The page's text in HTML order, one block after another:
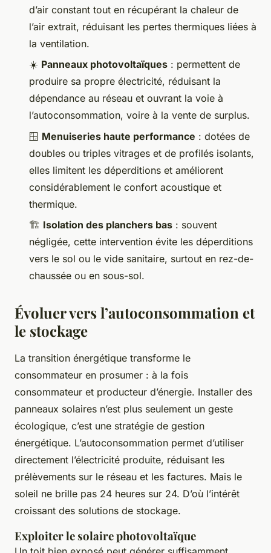
d’air constant tout en récupérant la chaleur de
l’air extrait, réduisant les pertes thermiques liées à
la ventilation.
☀️ Panneaux photovoltaïques : permettent de
produire sa propre électricité, réduisant la
dépendance au réseau et ouvrant la voie à
l’autoconsommation, voire à la vente de surplus.
🪟 Menuiseries haute performance : dotées de
doubles ou triples vitrages et de profilés isolants,
elles limitent les déperditions et améliorent
considérablement le confort acoustique et
thermique.
🏗️ Isolation des planchers bas : souvent
négligée, cette intervention évite les déperditions
vers le sol ou le vide sanitaire, surtout en rez-de-
chaussée ou en sous-sol.
Évoluer vers l’autoconsommation et
le stockage
La transition énergétique transforme le
consommateur en prosumer : à la fois
consommateur et producteur d’énergie. Installer des
panneaux solaires n’est plus seulement un geste
écologique, c’est une stratégie de gestion
énergétique. L’autoconsommation permet d’utiliser
directement l’électricité produite, réduisant les
prélèvements sur le réseau et les factures. Mais le
soleil ne brille pas 24 heures sur 24. D’où l’intérêt
croissant des solutions de stockage.
Exploiter le solaire photovoltaïque